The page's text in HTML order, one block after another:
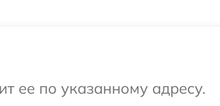
ее по указанному адресу.